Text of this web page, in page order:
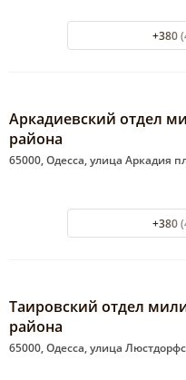
+380
Аркадиевский отдел
района
65000, Одесса, улица Аркадия
+380
Таировский отдел
района
65000, Одесса, улица